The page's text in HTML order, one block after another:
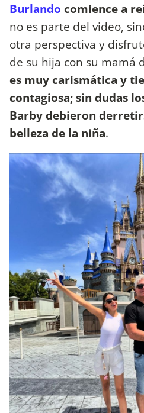
Burlando comience a
no es parte del video,
otra perspectiva y
de su hija con su mamá
es muy carismática y
contagiosa; sin dudas
Barby debieron
belleza de la niña.